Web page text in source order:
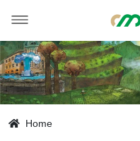
要
內
容
Home